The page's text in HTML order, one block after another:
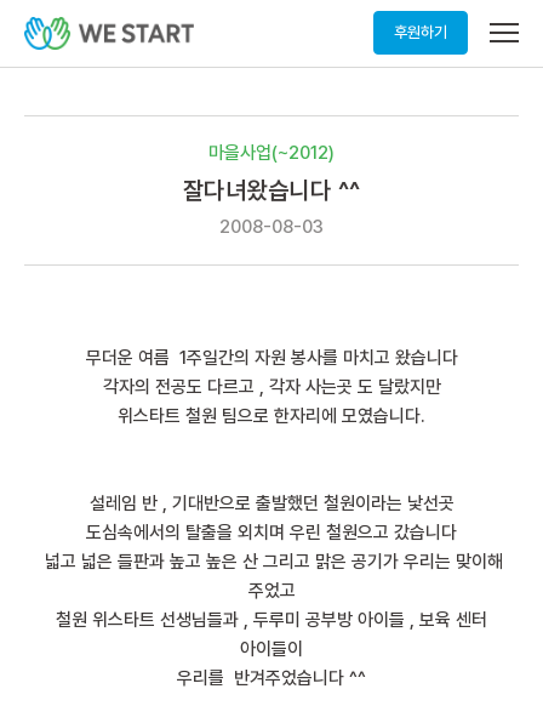
후원하기
메
열
마을사업(~2012)
잘다녀왔습니다 ^^
2008-08-03
무더운 여름 1주일간의 자원 봉사를 마치고 왔습니다
각자의 전공도 다르고 , 각자 사는곳 도 달랐지만
위스타트 철원 팀으로 한자리에 모였습니다.
설레임 반 , 기대반으로 출발했던 철원이라는 낯선곳
도심속에서의 탈출을 외치며 우린 철원으고 갔습니다
넓고 넓은 들판과 높고 높은 산 그리고 맑은 공기가 우리는 맞이해
주었고
철원 위스타트 선생님들과 , 두루미 공부방 아이들 , 보육 센터
아이들이
우리를 반겨주었습니다 ^^